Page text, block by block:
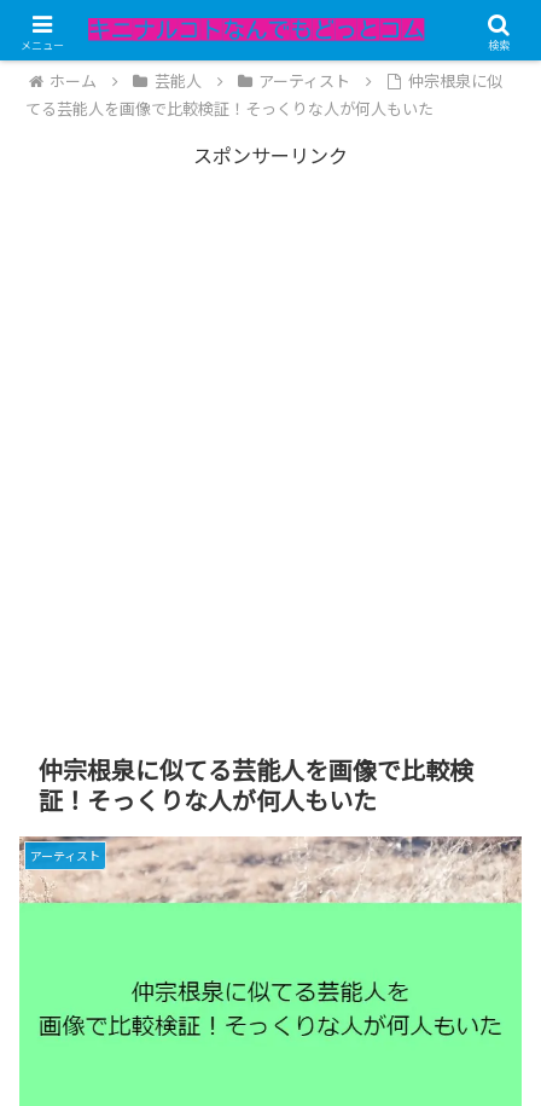
記事内にPRが含まれています。
ホーム 芸能人 アーティスト
仲宗根泉に似
てる芸能人を画像で比較検証！そっくりな人が何人もいた
スポンサーリンク
仲宗根泉に似てる芸能人を画像で比較検
証！そっくりな人が何人もいた
アーティスト
メニュー 検索